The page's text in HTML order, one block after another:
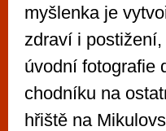
myšlenka je
zdraví i
úvodní fotografie
chodníku na
hřiště na